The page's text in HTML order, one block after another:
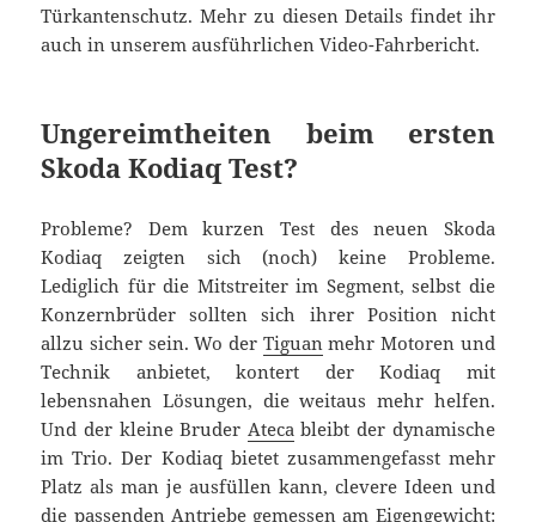
Türkantenschutz. Mehr zu diesen Details findet ihr
auch in unserem ausführlichen Video-Fahrbericht.
Ungereimtheiten beim ersten
Skoda Kodiaq Test?
Probleme? Dem kurzen Test des neuen Skoda
Kodiaq zeigten sich (noch) keine Probleme.
Lediglich für die Mitstreiter im Segment, selbst die
Konzernbrüder sollten sich ihrer Position nicht
allzu sicher sein. Wo der Tiguan mehr Motoren und
Technik anbietet, kontert der Kodiaq mit
lebensnahen Lösungen, die weitaus mehr helfen.
Und der kleine Bruder Ateca bleibt der dynamische
im Trio. Der Kodiaq bietet zusammengefasst mehr
Platz als man je ausfüllen kann, clevere Ideen und
die passenden Antriebe gemessen am Eigengewicht: